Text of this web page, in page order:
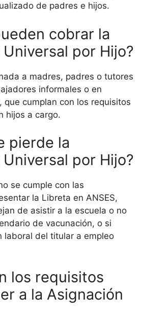
de padres e hijos.
cobrar la
por Hijo?
a madres, padres o tutores
informales o en
que cumplan con los requisitos
hijos a cargo.
pierde la
por Hijo?
se cumple con las
la Libreta en ANSES,
de asistir a la escuela o no
de vacunación, o si
laboral del titular a empleo
los requisitos
a la Asignación